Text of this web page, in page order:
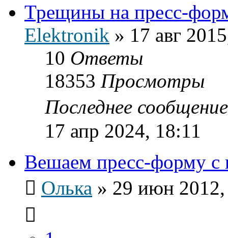
Трещины на пресс-
Elektronik » 17 авг
10 Ответы
18353 Просмотры
Последнее
17 апр 2024, 18:11
Вешаем пресс-форму с
Олька » 29 июн